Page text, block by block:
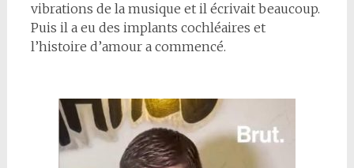
vibrations de la musique et il écrivait beaucoup.
Puis il a eu des implants cochléaires et
l’histoire d’amour a commencé.